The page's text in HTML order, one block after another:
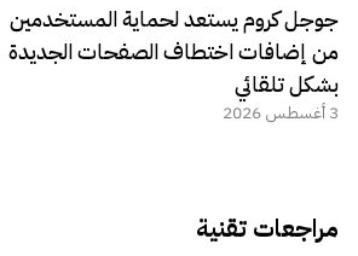
جوجل كروم يستعد لحماية المستخدمين
من إضافات اختطاف الصفحات الجديدة
بشكل تلقائي
3 أغسطس 2026
مراجعات تقنية